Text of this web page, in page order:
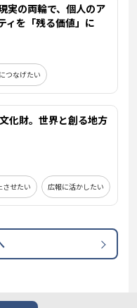
実の両輪で、個人のア
ィを「残る価値」に
つなげたい
化財。世界と創る地方
させたい 広報に活かしたい